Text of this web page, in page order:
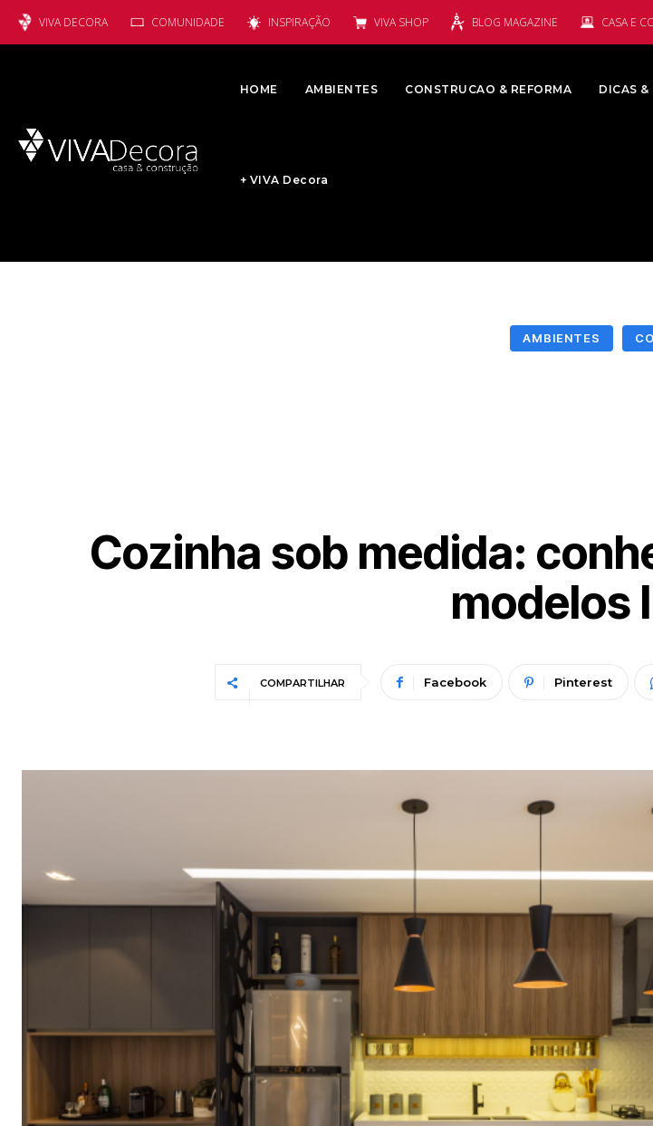
VIVA DECORA COMUNIDADE INSPIRAÇÃO VIVA SHOP BLOG MAGAZINE CASA E
HOME AMBIENTES CONSTRUCAO & REFORMA DICAS &
+ VIVA Decora
AMBIENTES
Cozinha sob medida:
modelos
COMPARTILHAR Facebook Pinterest